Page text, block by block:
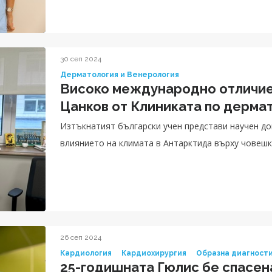
30 сеп 2024
Дерматология и Венерология
Високо международно
Цанков от Клиниката по
Изтъкнатият български учен представи научен
влиянието на климата в Антарктида върху
26 сеп 2024
Кардиология
Кардиохирургия Образна
25-годишната Гюлис бе